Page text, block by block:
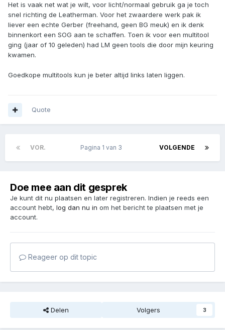
Het is vaak net wat je wilt, voor licht/normaal gebruik ga je toch
snel richting de Leatherman. Voor het zwaardere werk pak ik
liever een echte Gerber (freehand, geen BG meuk) en ik denk
binnenkort een SOG aan te schaffen. Toen ik voor een multitool
ging (jaar of 10 geleden) had LM geen tools die door mijn keuring
kwamen.
Goedkope multitools kun je beter altijd links laten liggen.
Quote
VOR. VOLGENDE
Pagina 1 van 3
Doe mee aan dit gesprek
Je kunt dit nu plaatsen en later registreren. Indien je reeds een
account hebt, log dan nu in om het bericht te plaatsen met je
account.
Reageer op dit topic
Delen Volgers 3